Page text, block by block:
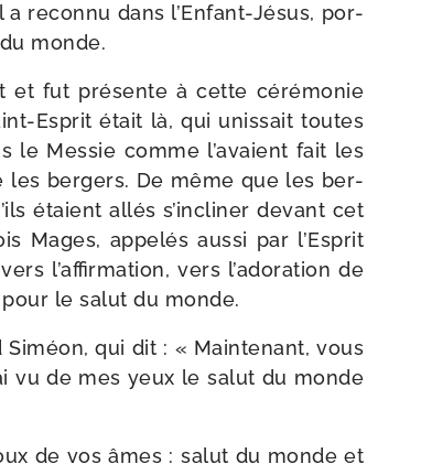
a recon­nu dans l’Enfant-Jésus, por­
monde.
et fut pré­sente à cette céré­mo­nie
​Esprit était là, qui unis­sait toutes
le Messie comme l’avaient fait les
les ber­gers. De même que les ber­
étaient allés s’incliner devant cet
Mages, appe­lés aus­si par l’Esprit
l’affirmation, vers l’adoration de
le salut du monde.
qui dit : « Maintenant, vous
vu de mes yeux le salut du monde
de vos âmes : salut du monde et